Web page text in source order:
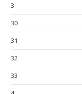
3
30
31
32
33